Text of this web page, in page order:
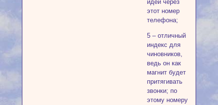
идей через
этот номер
телефона;
5 – отличный
индекс для
чиновников,
ведь он как
магнит будет
притягивать
звонки; по
этому номеру